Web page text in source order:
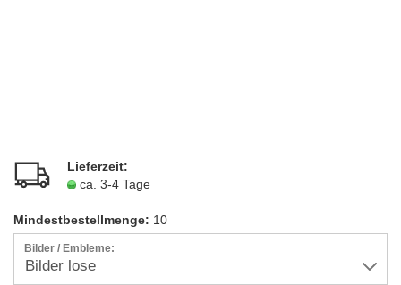
Lieferzeit:
ca. 3-4 Tage
Mindestbestellmenge: 10
Bilder / Embleme: